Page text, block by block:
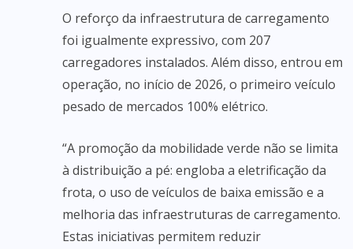
O reforço da infraestrutura de carregamento
foi igualmente expressivo, com 207
carregadores instalados. Além disso, entrou em
operação, no início de 2026, o primeiro veículo
pesado de mercados 100% elétrico.
“A promoção da mobilidade verde não se limita
à distribuição a pé: engloba a eletrificação da
frota, o uso de veículos de baixa emissão e a
melhoria das infraestruturas de carregamento.
Estas iniciativas permitem reduzir